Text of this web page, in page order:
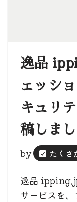
逸品
ェッシ
キュリ
稿しまし
by たくさ
逸品
サービスを